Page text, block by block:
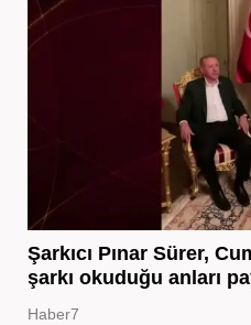
Şarkıcı Pınar Sürer,
şarkı okuduğu anları
Haber7